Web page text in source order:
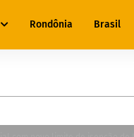
Rondônia Brasil